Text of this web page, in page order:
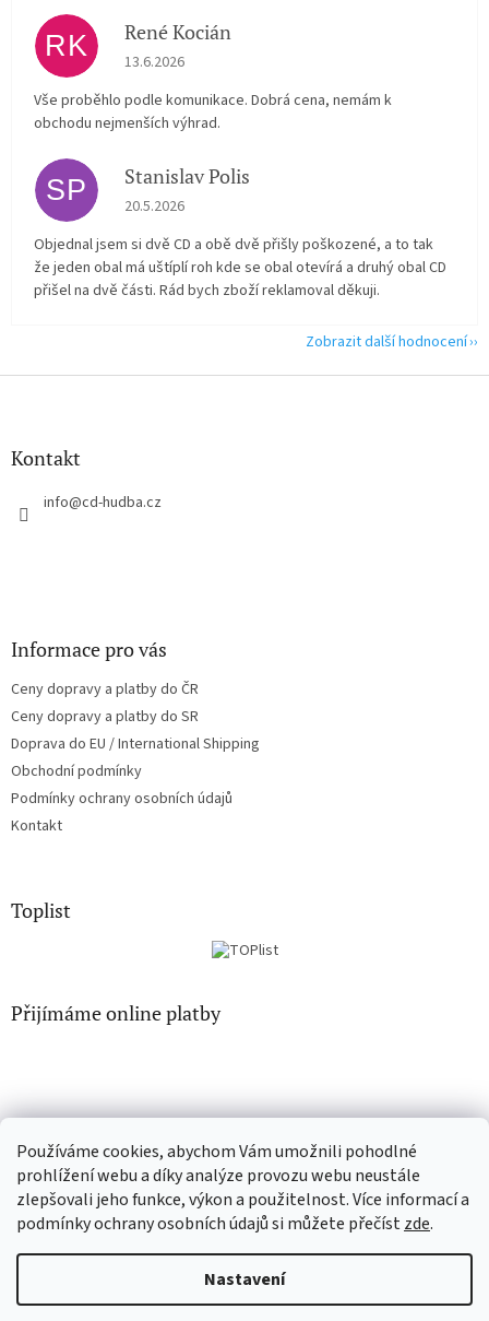
Používáme cookies, abychom Vám umožnili pohodlné
prohlížení webu a díky analýze provozu webu neustále
zlepšovali jeho funkce, výkon a použitelnost. Více informací a
podmínky ochrany osobních údajů si můžete přečístzde.
Nastavení
RK René Kocián
Hodnocení obchodu je 5 z 5 hvězdiček.
13.6.2026
Vše proběhlo podle komunikace. Dobrá cena, nemám k
obchodu nejmenších výhrad.
SP Stanislav Polis
Hodnocení obchodu je 2 z 5 hvězdiček.
20.5.2026
Objednal jsem si dvě CD a obě dvě přišly poškozené, a to tak
že jeden obal má uštíplí roh kde se obal otevírá a druhý obal CD
přišel na dvě části. Rád bych zboží reklamoval děkuji.
Zobrazit další hodnocení
Z
Kontakt
info@cd-hudba.cz
Informace pro vás
Ceny dopravy a platby do ČR
Ceny dopravy a platby do SR
Doprava do EU / International Shipping
Obchodní podmínky
Podmínky ochrany osobních údajů
Kontakt
Toplist
Přijímáme online platby
EN-filmy.cz CD-Soundtrack.cz
Vytvořil Shoptet